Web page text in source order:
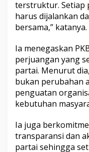
terstruktur. Setiap
harus dijalankan
bersama,” katanya.
Ia menegaskan
perjuangan yang
partai. Menurut
bukan perubahan
penguatan
kebutuhan
Ia juga
transparansi dan
partai sehingga